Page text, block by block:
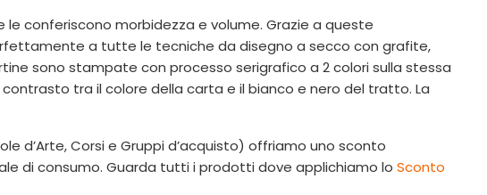
conferiscono morbidezza e volume. Grazie a queste
a tutte le tecniche da disegno a secco con grafite,
sono stampate con processo serigrafico a 2 colori sulla stessa
tra il colore della carta e il bianco e nero del tratto. La
d’Arte, Corsi e Gruppi d’acquisto) offriamo uno sconto
di consumo. Guarda tutti i prodotti dove applichiamo lo Sconto